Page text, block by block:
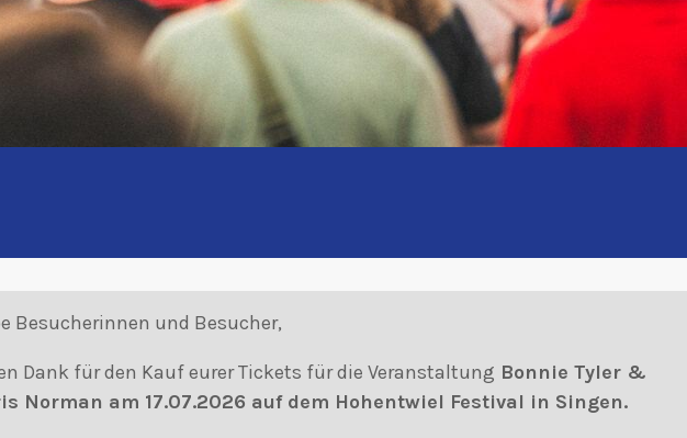
Besucherinnen und Besucher,
Dank für den Kauf eurer Tickets für die Veranstaltung Bonnie Tyler &
Norman am 17.07.2026 auf dem Hohentwiel Festival in Singen.